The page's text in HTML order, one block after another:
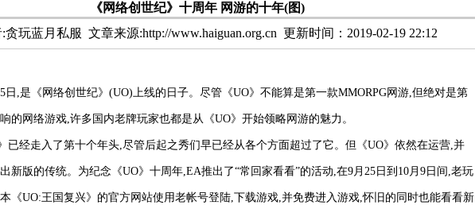
《网络创世纪》十周年 网游的十年(图)
贪玩蓝月私服 文章来源:http://www.haiguan.org.cn 更新时间：2019-02-19 22:12
日,是《网络创世纪》(UO)上线的日子。尽管《UO》不能算是第一款MMORPG网游,但绝对是第
的网络游戏,许多国内老牌玩家也都是从《UO》开始领略网游的魅力。
已经走入了第十个年头,尽管后起之秀们早已经从各个方面超过了它。但《UO》依然在运营,并
新版的传统。为纪念《UO》十周年,EA推出了“常回家看看”的活动,在9月25日到10月9日间,老玩
《UO:王国复兴》的官方网站使用老帐号登陆,下载游戏,并免费进入游戏,怀旧的同时也能看看新